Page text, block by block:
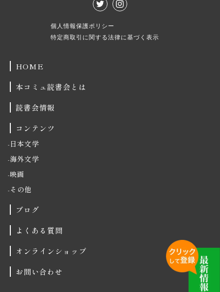
個人情報保護ポリシー
特定商取引に関する法律に基づく表示
HOME
本コミュ読書会とは
読書会情報
コンテンツ
日本文学
海外文学
映画
その他
ブログ
よくある質問
オンラインショップ
お問い合わせ